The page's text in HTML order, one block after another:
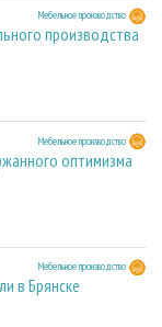
Мебельное производство
производства
Мебельное производство
оптимизма
Мебельное производство
в Брянске